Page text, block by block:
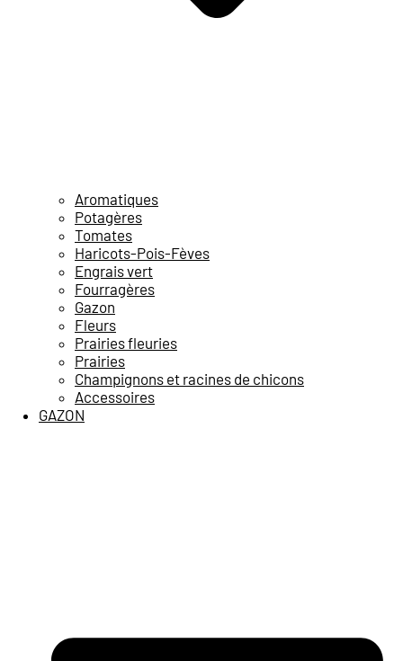
Aromatiques
Potagères
Tomates
Haricots-Pois-Fèves
Engrais vert
Fourragères
Gazon
Fleurs
Prairies fleuries
Prairies
Champignons et racines de chicons
Accessoires
GAZON